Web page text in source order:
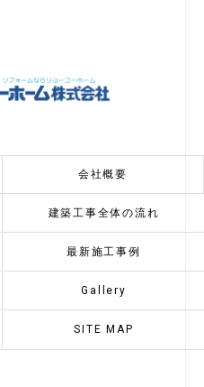
会社概要
建築工事全体の流れ
最新施工事例
Gallery
SITE MAP